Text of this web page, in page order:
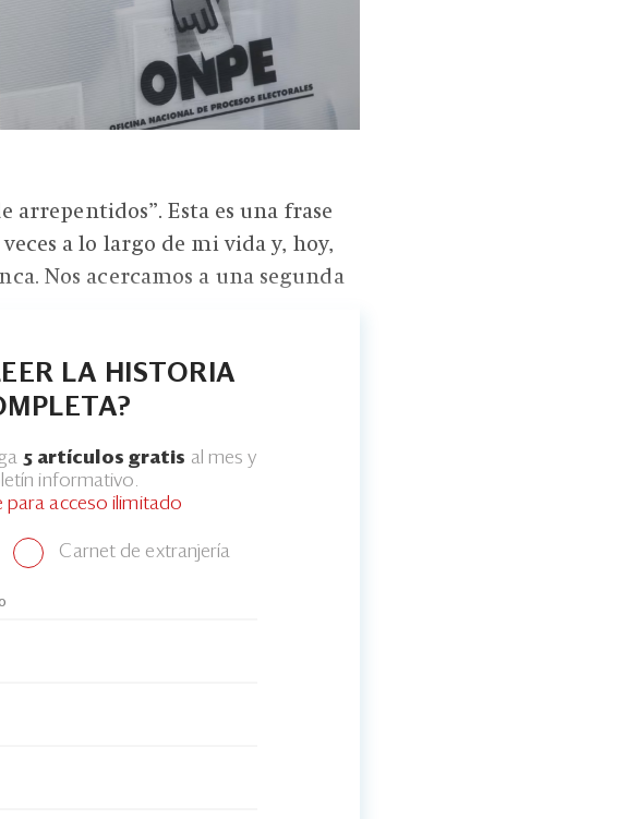
arrepentidos”. Esta es una frase
a lo largo de mi vida y, hoy,
Nos acercamos a una segunda
LA HISTORIA
5 artículos gratis al mes y
informativo.
para acceso ilimitado
Carnet de extranjería